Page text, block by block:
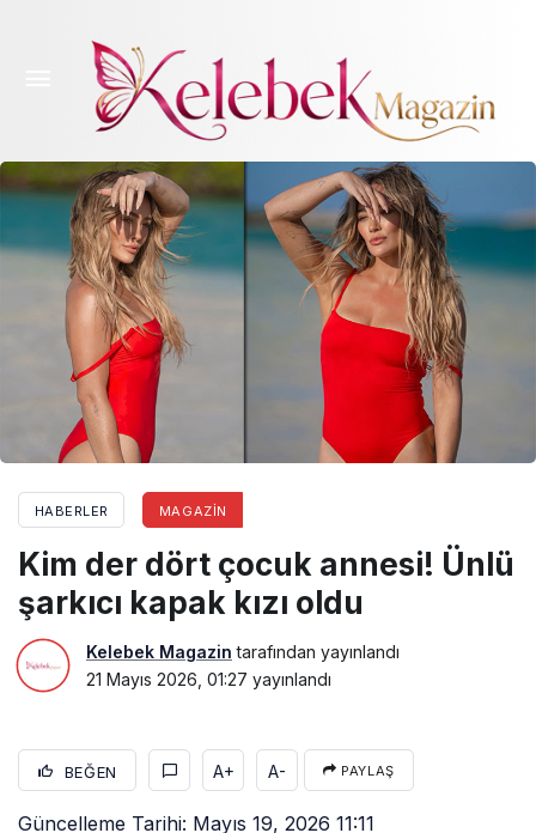
HABERLER MAGAZIN
Kim der dört çocuk annesi! Ünlü
şarkıcı kapak kızı oldu
Kelebek Magazin tarafından yayınlandı
21 Mayıs 2026, 01:27 yayınlandı
BEĞEN A+ A- PAYLAŞ
Güncelleme Tarihi: Mayıs 19, 2026 11:11
kızı oldu